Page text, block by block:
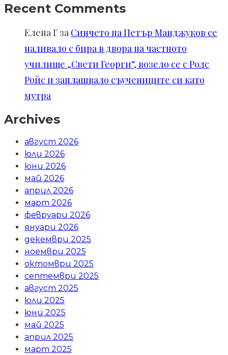
Recent Comments
Елена Г за Синчето на Петър Манджуков се
наливало с бира в двора на частното
училище „Свети Георги“, возело се с Ролс
Ройс и заплашвало съучениците си като
мутра
Archives
август 2026
юли 2026
юни 2026
май 2026
април 2026
март 2026
февруари 2026
януари 2026
декември 2025
ноември 2025
октомври 2025
септември 2025
август 2025
юли 2025
юни 2025
май 2025
април 2025
март 2025